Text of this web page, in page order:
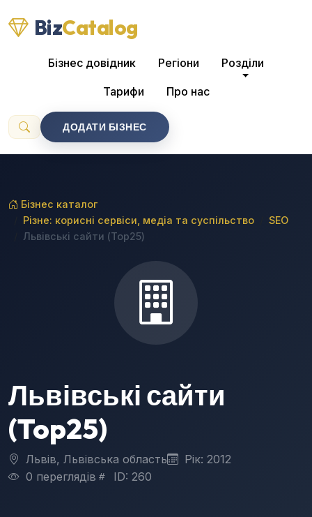
BizCatalog
Бізнес довідник Регіони Розділи
Тарифи Про нас
ДОДАТИ БІЗНЕС
Бізнес каталог
Різне: корисні сервіси, медіа та суспільство
SEO
Львівські сайти (Top25)
Львівські сайти
(Top25)
Львів, Львівська область
Рік: 2012
0 переглядів
ID: 260